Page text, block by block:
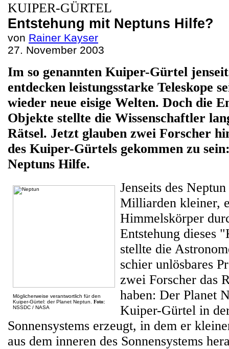
KUIPER-GÜRTEL
Entstehung mit Neptuns Hilfe?
von Rainer Kayser
27. November 2003
Im so genannten Kuiper-Gürtel
entdecken leistungsstarke Teleskope
wieder neue eisige Welten. Doch die
Objekte stellte die Wissenschaftler
Rätsel. Jetzt glauben zwei Forscher
des Kuiper-Gürtels gekommen zu
Neptuns Hilfe.
Möglicherweise verantwortlich für den
Kuiper-Gürtel: der Planet Neptun. Foto:
NSSDC / NASA
Jenseits des
Milliarden kleiner,
Himmelskörper
Entstehung dieses
stellte die
schier unlösbares
zwei Forscher das
haben: Der Planet
Kuiper-Gürtel in
Sonnensystems erzeugt, in dem er
aus dem inneren des Sonnensystems